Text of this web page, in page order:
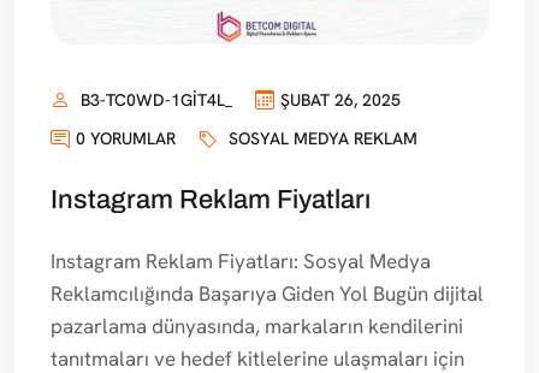
B3-TC0WD-1GIT4L_
ŞUBAT 26, 2025
0 YORUMLAR
SOSYAL MEDYA REKLAM
Instagram Reklam Fiyatları
Instagram Reklam Fiyatları: Sosyal Medya
Reklamcılığında Başarıya Giden Yol Bugün dijital
pazarlama dünyasında, markaların kendilerini
tanıtmaları ve hedef kitlelerine ulaşmaları için